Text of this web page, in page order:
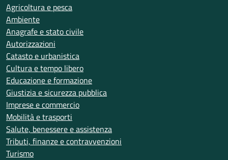
Agricoltura e pesca
Ambiente
Anagrafe e stato civile
Autorizzazioni
Catasto e urbanistica
Cultura e tempo libero
Educazione e formazione
Giustizia e sicurezza pubblica
Imprese e commercio
Mobilità e trasporti
Salute, benessere e assistenza
Tributi, finanze e contravvenzioni
Turismo